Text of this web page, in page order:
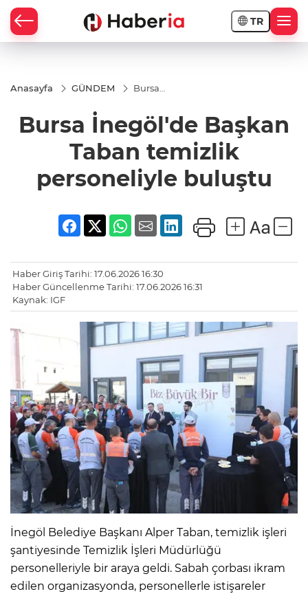
TR
Anasayfa GÜNDEM
Bursa
Taban
temizlik
personeliyle
buluştu
Bursa İnegöl'de Başkan
Taban temizlik
personeliyle buluştu
Haber Giriş Tarihi: 17.06.2026 16:30
Haber Güncellenme Tarihi: 17.06.2026 16:31
Kaynak: IGF
İnegöl Belediye Başkanı Alper Taban, temizlik işleri
şantiyesinde Temizlik İşleri Müdürlüğü
personelleriyle bir araya geldi. Sabah çorbası ikram
edilen organizasyonda, personellerle istişareler